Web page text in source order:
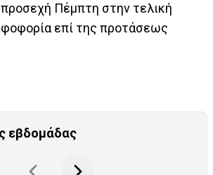
προσεχή Πέμπτη στην τελική
επί της προτάσεως
εβδομάδας